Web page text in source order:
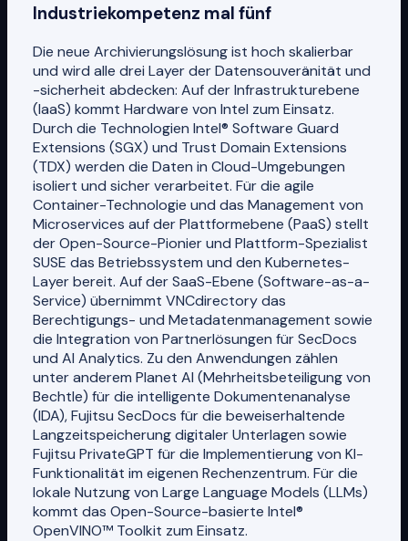
Industriekompetenz mal fünf
Die neue Archivierungslösung ist hoch skalierbar
und wird alle drei Layer der Datensouveränität und
-sicherheit abdecken: Auf der Infrastrukturebene
(IaaS) kommt Hardware von Intel zum Einsatz.
Durch die Technologien Intel® Software Guard
Extensions (SGX) und Trust Domain Extensions
(TDX) werden die Daten in Cloud-Umgebungen
isoliert und sicher verarbeitet. Für die agile
Container-Technologie und das Management von
Microservices auf der Plattformebene (PaaS) stellt
der Open-Source-Pionier und Plattform-Spezialist
SUSE das Betriebssystem und den Kubernetes-
Layer bereit. Auf der SaaS-Ebene (Software-as-a-
Service) übernimmt VNCdirectory das
Berechtigungs- und Metadatenmanagement sowie
die Integration von Partnerlösungen für SecDocs
und AI Analytics. Zu den Anwendungen zählen
unter anderem Planet AI (Mehrheitsbeteiligung von
Bechtle) für die intelligente Dokumentenanalyse
(IDA), Fujitsu SecDocs für die beweiserhaltende
Langzeitspeicherung digitaler Unterlagen sowie
Fujitsu PrivateGPT für die Implementierung von KI-
Funktionalität im eigenen Rechenzentrum. Für die
lokale Nutzung von Large Language Models (LLMs)
kommt das Open-Source-basierte Intel®
OpenVINO™ Toolkit zum Einsatz.